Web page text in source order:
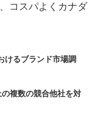
コスパよくカナダ
けるブランド市場調
複数の競合他社を対